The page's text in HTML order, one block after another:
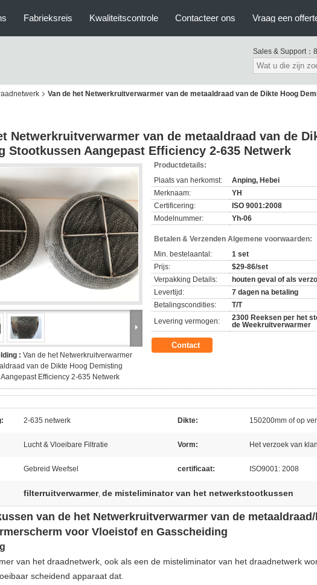
Fabrieksreis Kwaliteitscontrole Contacteer ons Vraag een
Sales & Support：
Van de het Netwerkruitverwarmer van de metaaldraad van de Dikte Hoog
Netwerkruitverwarmer van de metaaldraad van de
Stootkussen Aangepast Efficiency 2-635 Netwerk
: Van de het Netwerkruitverwarmer
van de Dikte Hoog Demisting
Efficiency 2-635 Netwerk
Productdetails:
Plaats van herkomst:
Anping, Hebei
Merknaam:
YH
Certificering:
ISO 9001:2008
Modelnummer:
Yh-06
Betalen & Verzenden Algemene voorwaarden:
Min. bestelaantal:
1 set
Prijs:
$29-86/set
Verpakking Details:
houten geval of als
Levertijd:
7 dagen na betaling
Betalingscondities:
T/T
Levering vermogen:
2300 Reeksen per het
de Weekruitverwarmer
Contact
2-635 netwerk Dikte: 150200mm of op
Lucht & Vloeibare Filtratie Vorm: Het verzoek van
Gebreid Weefsel certificaat: ISO9001: 2008
filterruitverwarmer, de misteliminator van het netwerkstootkussen
van de het Netwerkruitverwarmer van de
voor Vloeistof en Gasscheiding
van het draadnetwerk, ook als een de misteliminator van het draadnetwerk
scheidend apparaat dat.